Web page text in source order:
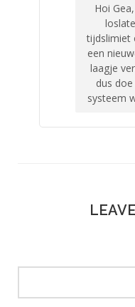
Hoi
tijdslimiet
een
laagje
dus
systeem